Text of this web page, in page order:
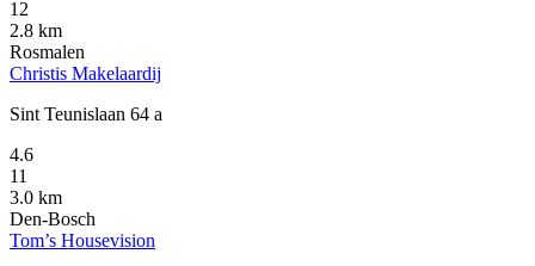
12
2.8 km
Rosmalen
Christis Makelaardij
Sint Teunislaan 64 a
4.6
11
3.0 km
Den-Bosch
Tom’s Housevision